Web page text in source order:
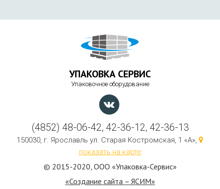
УПАКОВКА СЕРВИС
Упаковочное оборудование
(4852) 48-06-42, 42-36-12, 42-36-13
150030, г. Ярославль ул. Старая Костромская, 1 «А»,
показать на карте
© 2015-2020, ООО «Упаковка-Сервис»
«Создание сайта – ЯСИМ»